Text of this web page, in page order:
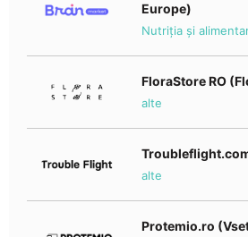
Europe)
Nutriția și
FloraStore RO
alte
alte
Protemio.ro